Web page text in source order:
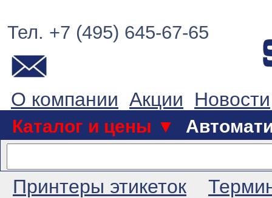
Тел. +7 (495) 645-67-65
О компании Акции Новости
Каталог и цены ▼
Принтеры этикеток